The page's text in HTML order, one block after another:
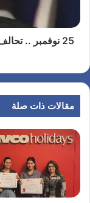
مقالات ذات صلة